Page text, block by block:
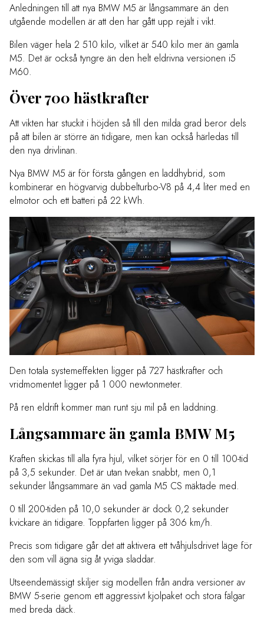
Anledningen till att nya BMW M5 är långsammare än den
utgående modellen är att den har gått upp rejält i vikt.
Bilen väger hela 2 510 kilo, vilket är 540 kilo mer än gamla
M5. Det är också tyngre än den helt eldrivna versionen i5
M60.
Över 700 hästkrafter
Att vikten har stuckit i höjden så till den milda grad beror dels
på att bilen är större än tidigare, men kan också härledas till
den nya drivlinan.
Nya BMW M5 är för första gången en laddhybrid, som
kombinerar en högvarvig dubbelturbo-V8 på 4,4 liter med en
elmotor och ett batteri på 22 kWh.
Den totala systemeffekten ligger på 727 hästkrafter och
vridmomentet ligger på 1 000 newtonmeter.
På ren eldrift kommer man runt sju mil på en laddning.
Långsammare än gamla BMW M5
Kraften skickas till alla fyra hjul, vilket sörjer för en 0 till 100-tid
på 3,5 sekunder. Det är utan tvekan snabbt, men 0,1
sekunder långsammare än vad gamla M5 CS mäktade med.
0 till 200-tiden på 10,0 sekunder är dock 0,2 sekunder
kvickare än tidigare. Toppfarten ligger på 306 km/h.
Precis som tidigare går det att aktivera ett tvåhjulsdrivet läge för
den som vill ägna sig åt yviga sladdar.
Utseendemässigt skiljer sig modellen från andra versioner av
BMW 5-serie genom ett aggressivt kjolpaket och stora fälgar
med breda däck.